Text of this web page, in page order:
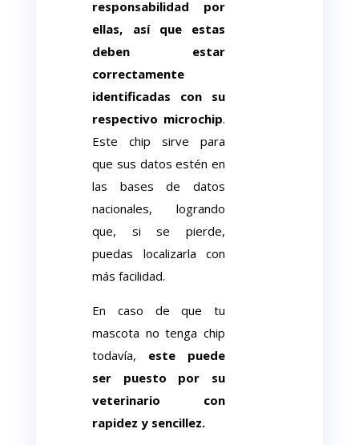
responsabilidad por
ellas, así que estas
deben estar
correctamente
identificadas con su
respectivo microchip.
Este chip sirve para
que sus datos estén en
las bases de datos
nacionales, logrando
que, si se pierde,
puedas localizarla con
más facilidad.
En caso de que tu
mascota no tenga chip
todavía, este puede
ser puesto por su
veterinario con
rapidez y sencillez.